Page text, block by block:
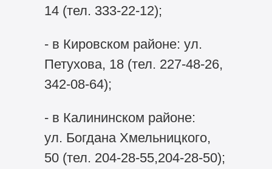
14 (тел. 333-22-12);
- в Кировском районе: ул.
Петухова, 18 (тел. 227-48-26,
342-08-64);
- в Калининском районе:
ул. Богдана Хмельницкого,
50 (тел. 204-28-55,204-28-50);